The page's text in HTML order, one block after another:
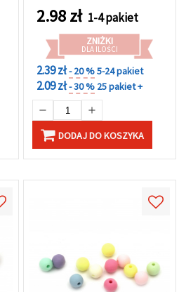
szt.), idealne do
eleganckich bransoletek i
kreatywnej biżuterii DIY
2.98zł 1-4 pakiet
ZNIŻKI
DLA ILOŚCI
2.39 zł- 20 %5-24 pakiet
2.09 zł- 30 % 25 pakiet +
DODAJ DO KOSZYKA